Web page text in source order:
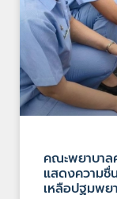
คณะพยาบาล
แสดงความชื่
เหลือปฐมพย